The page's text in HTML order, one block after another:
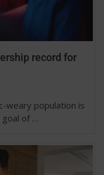
record for
weary population is
goal of …